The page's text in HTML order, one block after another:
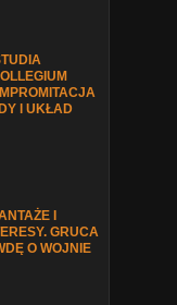
l UKŁAD
I
GRUCA
O WOJNIE